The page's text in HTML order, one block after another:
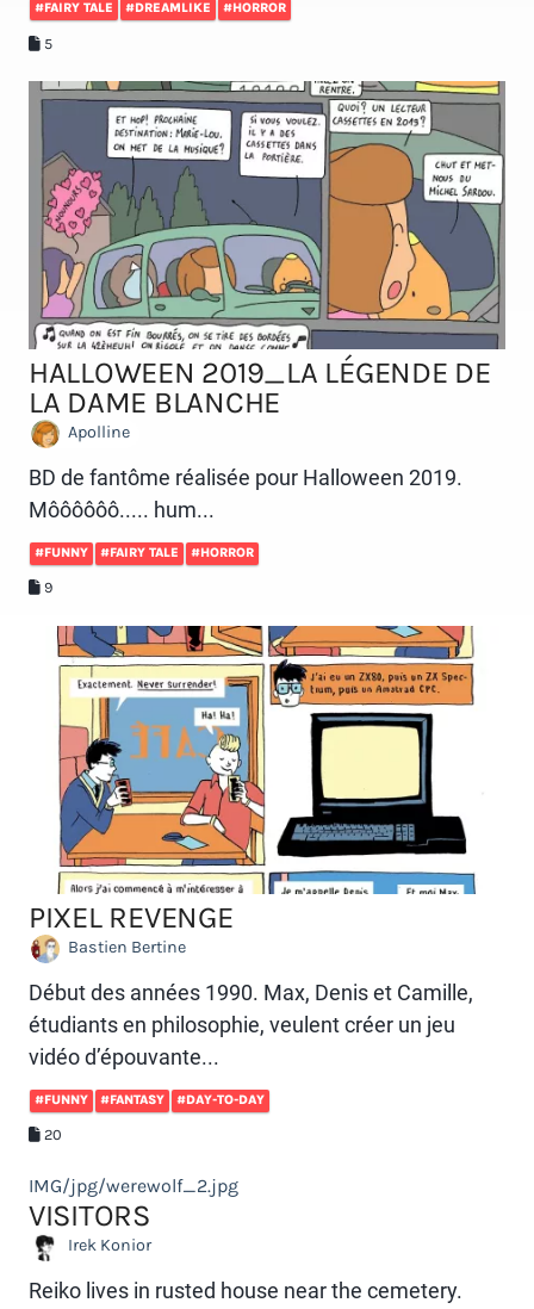
#FAIRY TALE #DREAMLIKE #HORROR
5
HALLOWEEN 2019_LA LÉGENDE DE
LA DAME BLANCHE
Apolline
BD de fantôme réalisée pour Halloween 2019.
Môôôôôô..... hum...
#FUNNY #FAIRY TALE #HORROR
9
PIXEL REVENGE
Bastien Bertine
Début des années 1990. Max, Denis et Camille,
étudiants en philosophie, veulent créer un jeu
vidéo d’épouvante...
#FUNNY #FANTASY #DAY-TO-DAY
20
IMG/jpg/werewolf_2.jpg
VISITORS
Irek Konior
Reiko lives in rusted house near the cemetery.